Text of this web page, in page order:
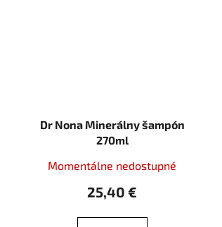
Dr Nona Minerálny šampón
270ml
Momentálne nedostupné
25,40 €